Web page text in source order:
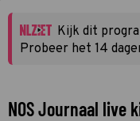
Kijk dit
Probeer het 14
NOS Journaal live